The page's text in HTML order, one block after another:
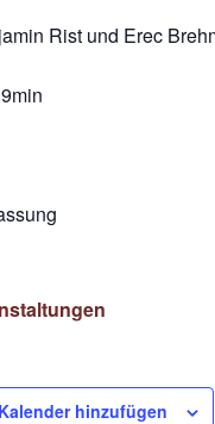
Rist und Erec
hinzufügen